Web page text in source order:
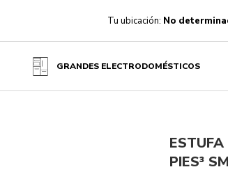
Tu ubicación: No
GRANDES ELECTRODOMÉSTICOS
ESTUFA
PIES³